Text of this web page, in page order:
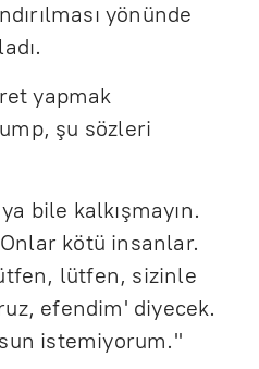
yönünde
yapmak
şu sözleri
bile kalkışmayın.
kötü insanlar.
lütfen, sizinle
efendim' diyecek.
istemiyorum."